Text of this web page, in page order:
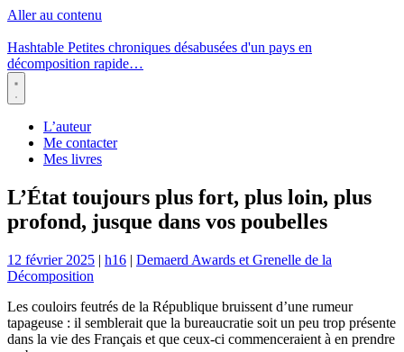
Aller au contenu
Hashtable Petites chroniques désabusées d'un pays en
décomposition rapide…
Menu
L’auteur
Me contacter
Mes livres
L’État toujours plus fort, plus loin, plus
profond, jusque dans vos poubelles
12 février 2025 | h16 | Demaerd Awards et Grenelle de la
Décomposition
Les couloirs feutrés de la République bruissent d’une rumeur
tapageuse : il semblerait que la bureaucratie soit un peu trop présente
dans la vie des Français et que ceux-ci commenceraient à en prendre